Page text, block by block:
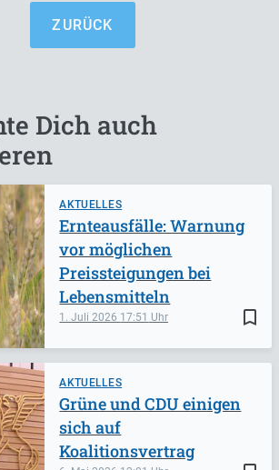
ZURÜCK
Dich auch
AKTUELLES
bookmark_border
1. Juli 2026 17:51
Ernteausfälle: Warnung
vor möglichen
Preissteigungen bei
Lebensmitteln
AKTUELLES
Grüne und CDU einigen
sich auf
Koalitionsvertrag